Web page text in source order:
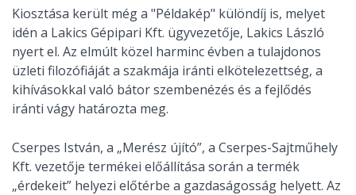
Kiosztása került még a "Példakép" különdíj is, melyet
idén a Lakics Gépipari Kft. ügyvezetője, Lakics László
nyert el. Az elmúlt közel harminc évben a tulajdonos
üzleti filozófiáját a szakmája iránti elkötelezettség, a
kihívásokkal való bátor szembenézés és a fejlődés
iránti vágy határozta meg.
Cserpes István, a „Merész újító”, a Cserpes-Sajtműhely
Kft. vezetője termékei előállítása során a termék
„érdekeit” helyezi előtérbe a gazdaságosság helyett. Az